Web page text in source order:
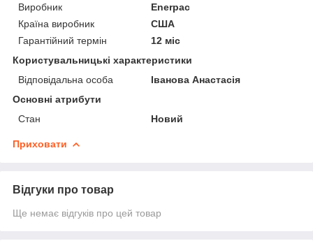
Виробник
Enerpac
Країна виробник
США
Гарантійний термін
12 міс
Користувальницькі характеристики
Відповідальна особа
Іванова Анастасія
Основні атрибути
Стан
Новий
Приховати
Відгуки про товар
Ще немає відгуків про цей товар